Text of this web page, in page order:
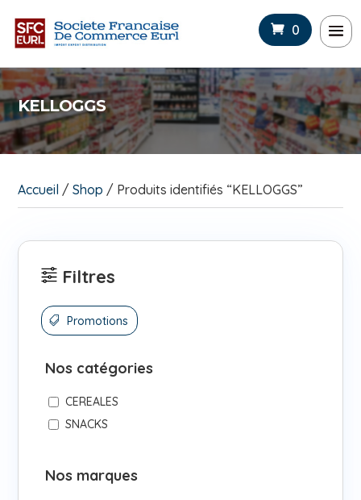
0
KELLOGGS
Accueil /Shop / Produits identifiés “KELLOGGS”
Filtres
Promotions
Nos catégories
CEREALES
SNACKS
Nos marques